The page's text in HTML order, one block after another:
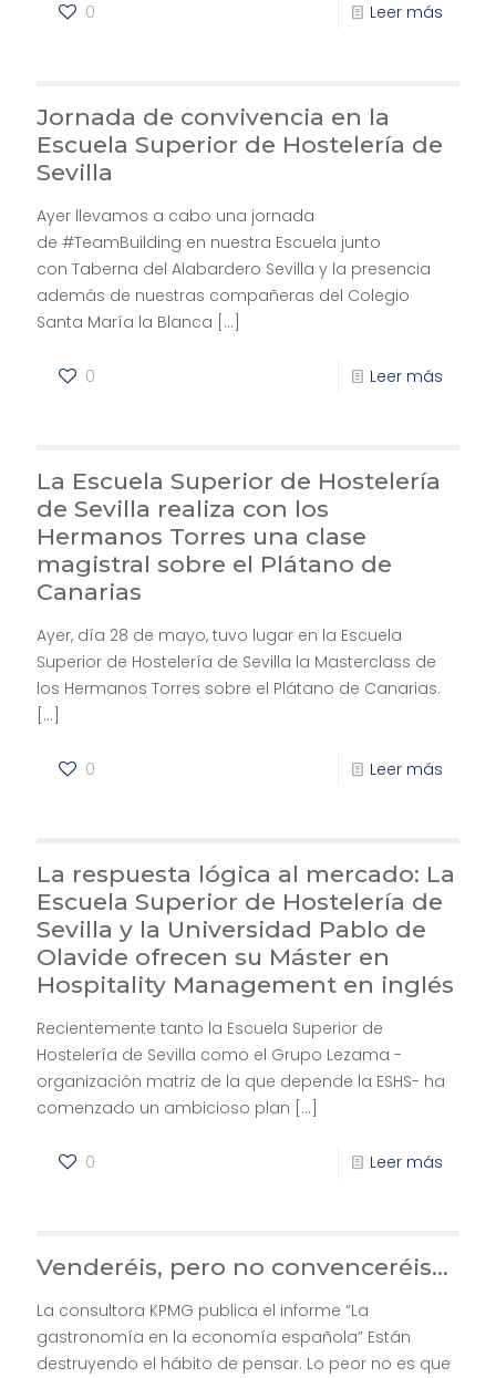
0 Leer más
Jornada de convivencia en la
Escuela Superior de Hostelería de
Sevilla
Ayer llevamos a cabo una jornada
de #TeamBuilding en nuestra Escuela junto
con Taberna del Alabardero Sevilla y la presencia
además de nuestras compañeras del Colegio
Santa María la Blanca […]
0 Leer más
La Escuela Superior de Hostelería
de Sevilla realiza con los
Hermanos Torres una clase
magistral sobre el Plátano de
Canarias
Ayer, día 28 de mayo, tuvo lugar en la Escuela
Superior de Hostelería de Sevilla la Masterclass de
los Hermanos Torres sobre el Plátano de Canarias.
[…]
0 Leer más
La respuesta lógica al mercado: La
Escuela Superior de Hostelería de
Sevilla y la Universidad Pablo de
Olavide ofrecen su Máster en
Hospitality Management en inglés
Recientemente tanto la Escuela Superior de
Hostelería de Sevilla como el Grupo Lezama -
organización matriz de la que depende la ESHS- ha
comenzado un ambicioso plan […]
0 Leer más
Venderéis, pero no convenceréis…
La consultora KPMG publica el informe “La
gastronomía en la economía española” Están
destruyendo el hábito de pensar. Lo peor no es que